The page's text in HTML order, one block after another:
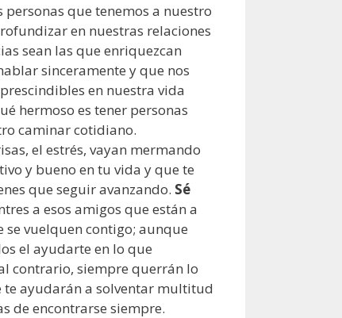
personas que tenemos a nuestro
en nuestras relaciones
sean las que enriquezcan
sinceramente y que nos
en nuestra vida
hermoso es tener personas
caminar cotidiano.
el estrés, vayan mermando
y bueno en tu vida y que te
que seguir avanzando. Sé
a esos amigos que están a
se vuelquen contigo; aunque
el ayudarte en lo que
contrario, siempre querrán lo
te ayudarán a solventar multitud
de encontrarse siempre.